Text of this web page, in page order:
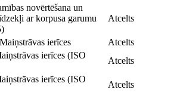
novērtēšana un
ar korpusa garumu
Atcelts
ierīces
Atcelts
ierīces (ISO
Atcelts
ierīces (ISO
Atcelts